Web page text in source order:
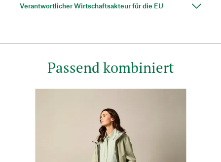
Verantwortlicher Wirtschaftsakteur für die EU
Passend kombiniert